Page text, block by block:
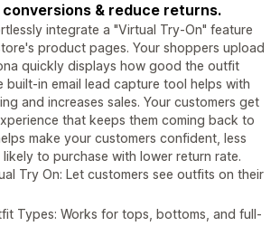
& reduce returns.
integrate a "Virtual Try-On" feature
product pages. Your shoppers upload
quickly displays how good the outfit
built-in email lead capture tool helps with
and increases sales. Your customers get
that keeps them coming back to
make your customers confident, less
likely to purchase with lower return rate.
Try On: Let customers see outfits on their
Types: Works for tops, bottoms, and full-